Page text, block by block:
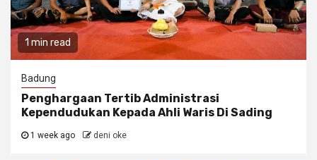
1 min read
Badung
Penghargaan Tertib Administrasi
Kependudukan Kepada Ahli Waris Di Sading
1 week ago deni oke